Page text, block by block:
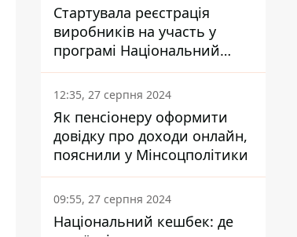
Стартувала реєстрація
виробників на участь у
програмі Національний
кешбек: як це зробити
через портал Дія
12:35, 27 серпня 2024
Як пенсіонеру оформити
довідку про доходи онлайн,
пояснили у Мінсоцполітики
09:55, 27 серпня 2024
Національний кешбек: де